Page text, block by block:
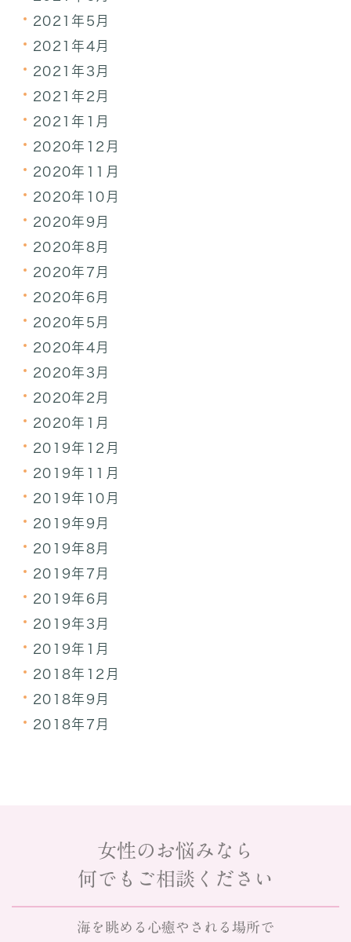
2021年5月
2021年4月
2021年3月
2021年2月
2021年1月
2020年12月
2020年11月
2020年10月
2020年9月
2020年8月
2020年7月
2020年6月
2020年5月
2020年4月
2020年3月
2020年2月
2020年1月
2019年12月
2019年11月
2019年10月
2019年9月
2019年8月
2019年7月
2019年6月
2019年3月
2019年1月
2018年12月
2018年9月
2018年7月
女性のお悩みなら
何でもご相談ください
海を眺める心癒やされる場所で